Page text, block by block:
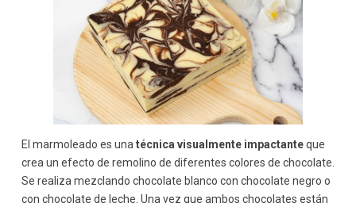
El marmoleado es una técnica visualmente impactanteque
crea un efecto de remolino de diferentes colores de chocolate.
Se realiza mezclando chocolate blanco con chocolate negro o
con chocolate de leche. Una vez que ambos chocolates están